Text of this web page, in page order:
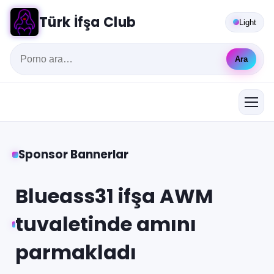
Türk İfşa Club
Ara
Light
Sponsor Bannerlar
Blueass31 ifşa AWM
tuvaletinde amını
parmakladı